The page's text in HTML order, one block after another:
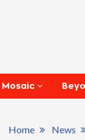
Home News